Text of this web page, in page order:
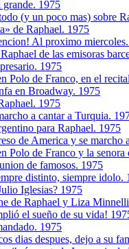
grande. 1975
(y un poco mas) sobre
de Raphael. 1975
Al proximo
de las emisoras
1975
Polo de Franco, en el
en Broadway. 1975
1975
a cantar a Turquia.
para Raphael. 1975
de America y se marcho
Polo de Franco y la
de famosos. 1975
distinto, siempre idolo.
Iglesias? 1975
de Raphael y Liza
el sueño de su vida!
1975
dias despues, dejo a su